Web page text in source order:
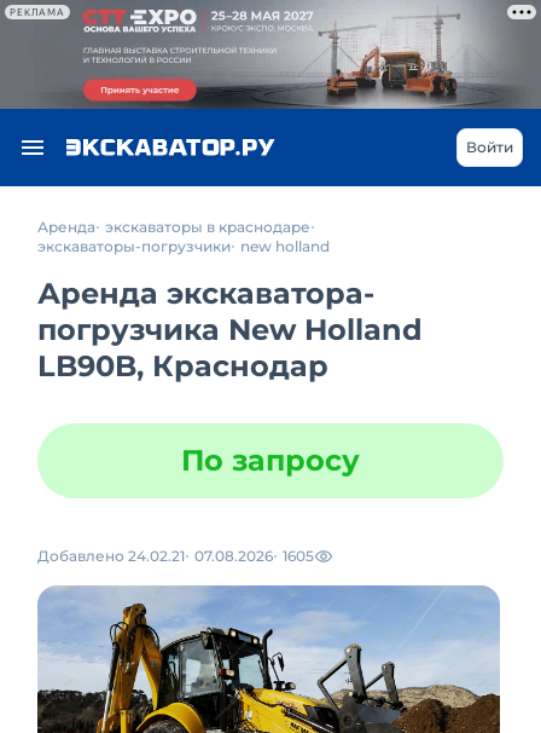
РЕКЛАМА
Войти
Аренда экскаваторы в краснодаре
экскаваторы-погрузчики new holland
Аренда экскаватора-
погрузчика New Holland
LB90B, Краснодар
По запросу
Добавлено 24.02.21 07.08.2026 1605